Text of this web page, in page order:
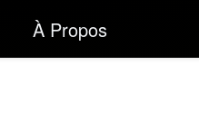
À Propos